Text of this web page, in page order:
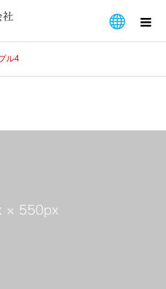
ル4